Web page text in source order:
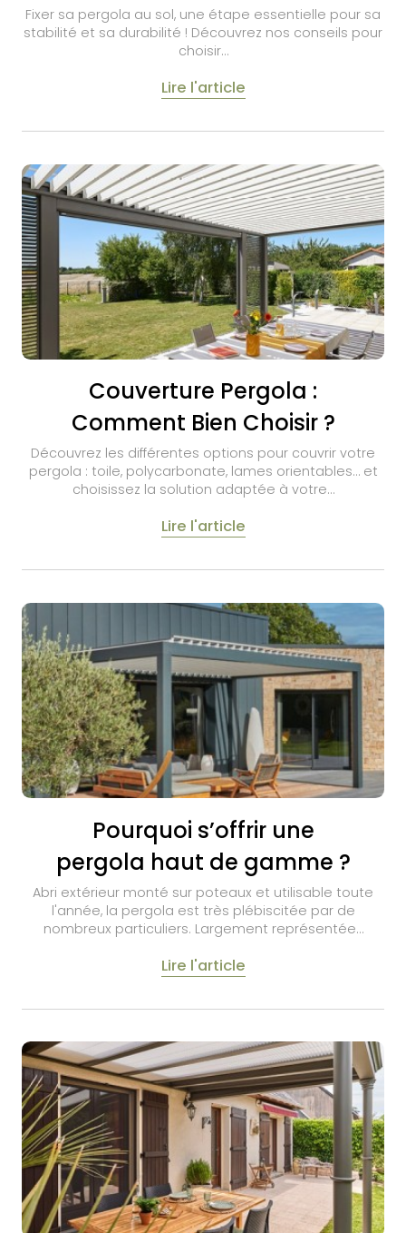
Fixer sa pergola au sol, une étape essentielle pour sa
stabilité et sa durabilité ! Découvrez nos conseils pour
choisir…
Lire l'article
Couverture Pergola :
Comment Bien Choisir ?
Découvrez les différentes options pour couvrir votre
pergola : toile, polycarbonate, lames orientables… et
choisissez la solution adaptée à votre…
Lire l'article
Pourquoi s’offrir une
pergola haut de gamme ?
Abri extérieur monté sur poteaux et utilisable toute
l'année, la pergola est très plébiscitée par de
nombreux particuliers. Largement représentée…
Lire l'article